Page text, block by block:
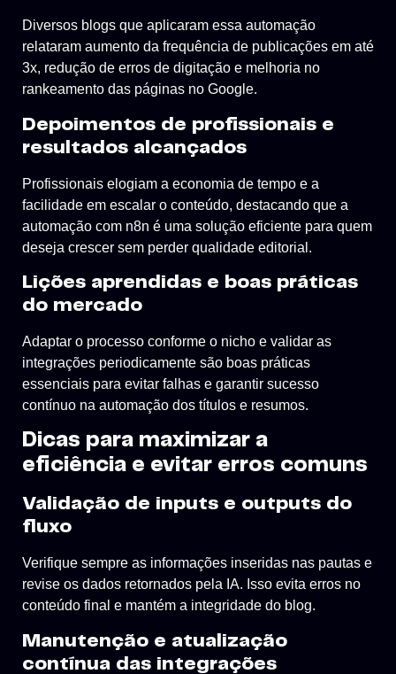
Diversos blogs que aplicaram essa automação
relataram aumento da frequência de publicações em até
3x, redução de erros de digitação e melhoria no
rankeamento das páginas no Google.
Depoimentos de profissionais e
resultados alcançados
Profissionais elogiam a economia de tempo e a
facilidade em escalar o conteúdo, destacando que a
automação com n8n é uma solução eficiente para quem
deseja crescer sem perder qualidade editorial.
Lições aprendidas e boas práticas
do mercado
Adaptar o processo conforme o nicho e validar as
integrações periodicamente são boas práticas
essenciais para evitar falhas e garantir sucesso
contínuo na automação dos títulos e resumos.
Dicas para maximizar a
eficiência e evitar erros comuns
Validação de inputs e outputs do
fluxo
Verifique sempre as informações inseridas nas pautas e
revise os dados retornados pela IA. Isso evita erros no
conteúdo final e mantém a integridade do blog.
Manutenção e atualização
contínua das integrações